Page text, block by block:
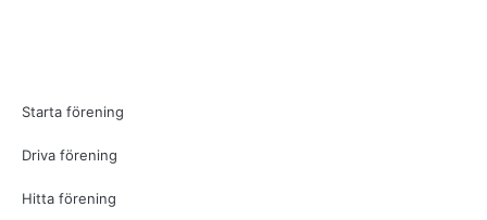
Starta förening
Driva förening
Hitta förening